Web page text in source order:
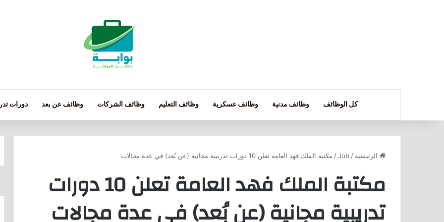
كل الوظائف وظائف مدنية وظائف عسكرية وظائف التعليم وظائف الشركات وظائف عن بعد دورات
الرئيسية /
Job
/ مكتبة الملك فهد العامة تعلن 10 دورات تدريبية مجانية (عن بُعد) في عدة مجالات
مكتبة الملك فهد العامة تعلن 10 دورات
تدريبية مجانية (عن بُعد) في عدة مجالات